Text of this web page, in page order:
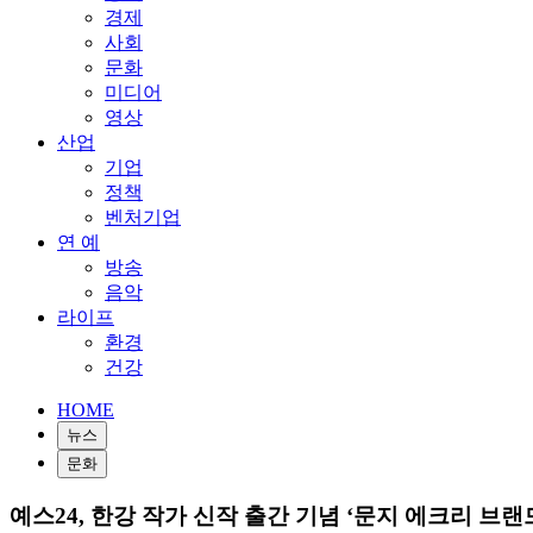
경제
사회
문화
미디어
영상
산업
기업
정책
벤처기업
연 예
방송
음악
라이프
환경
건강
HOME
뉴스
문화
예스24, 한강 작가 신작 출간 기념 ‘문지 에크리 브랜